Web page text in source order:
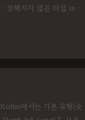
정해지지 않은 타입 is연
에서는 기본 유형(숫